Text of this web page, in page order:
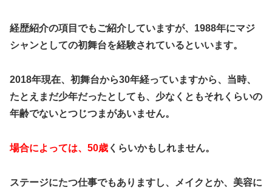
経歴紹介の項目でもご紹介していますが、 1988年にマジ
シャンとしての初舞台を経験されているといいます。
2018年現在、初舞台から30年経っていますから、当時、
たとえまだ少年だったとしても、少なくともそれくらいの
年齢でないとつじつまがあいません。
場合によっては、50歳 くらいかもしれません。
ステージにたつ仕事でもありますし、メイクとか、美容に